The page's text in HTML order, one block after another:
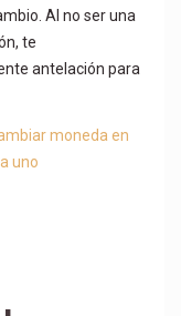
Al no ser una
te
antelación para
moneda en
uno